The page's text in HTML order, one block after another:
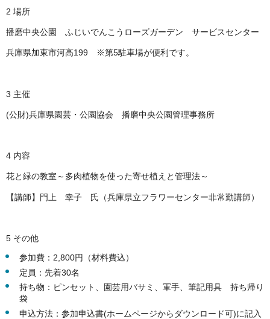
2 場所
播磨中央公園 ふじいでんこうローズガーデン サービスセンター
兵庫県加東市河高199 ※第5駐車場が便利です。
3 主催
(公財)兵庫県園芸・公園協会 播磨中央公園管理事務所
4 内容
花と緑の教室～多肉植物を使った寄せ植えと管理法～
【講師】門上 幸子 氏（兵庫県立フラワーセンター非常勤講師）
5 その他
参加費：2,800円（材料費込）
定員：先着30名
持ち物：ピンセット、園芸用バサミ、軍手、筆記用具 持ち帰り
袋
申込方法：参加申込書(ホームページからダウンロード可)に記入